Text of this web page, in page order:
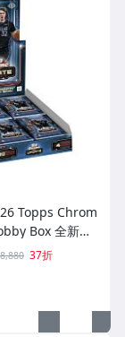
Topps Chrom
Box 全新未
Alter Egos 小
37折